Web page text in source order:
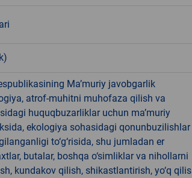
Ma’muriy javobgarlik
atrof-muhitni muhofaza qilish va
huquqbuzarliklar uchun ma’muriy
ekologiya sohasidagi qonunbuzilishlar
to‘g‘risida, shu jumladan er
butalar, boshqa o‘simliklar va nihollarni
kundakov qilish, shikastlantirish, yo‘q